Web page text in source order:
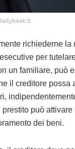
richiederne la
per
un familiare, può
il creditore possa
può attivare
dei beni.